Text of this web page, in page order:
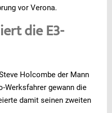
vor Verona.
die E3-
Holcombe der Mann
Werksfahrer gewann die
damit seinen zweiten